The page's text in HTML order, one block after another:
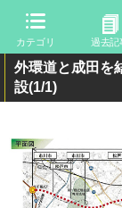
カテゴリ 過去記
外環道と成田を
設(1/1)